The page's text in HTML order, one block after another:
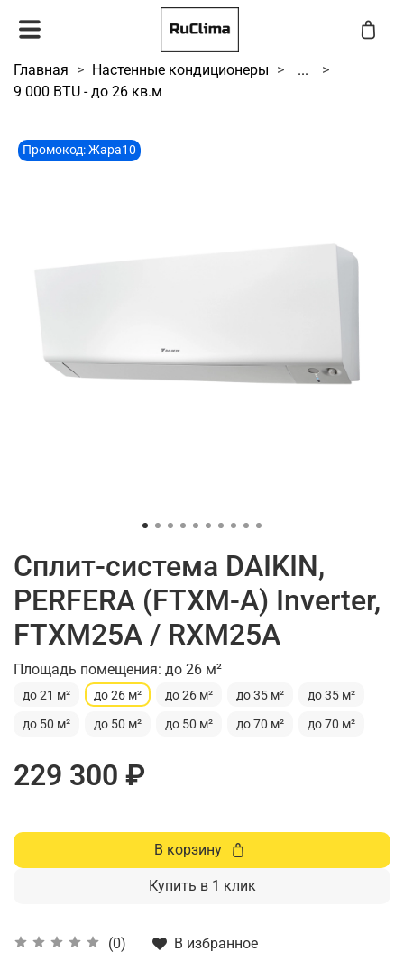
Главная Настенные кондиционеры
...
9 000 BTU - до 26 кв.м
Промокод: Жара10
Сплит-система DAIKIN,
PERFERA (FTXM-A) Inverter,
FTXM25A / RXM25A
Площадь помещения: до 26 м²
до 21 м² до 26 м² до 26 м² до 35 м² до 35 м²
до 50 м² до 50 м² до 50 м² до 70 м² до 70 м²
(0)
В избранное
229 300 ₽
В корзину
Купить в 1 клик